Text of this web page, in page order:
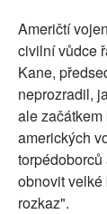
Američtí
civilní vůdce
Kane,
neprozradil,
ale
amerických
obnovit velké
rozkaz".